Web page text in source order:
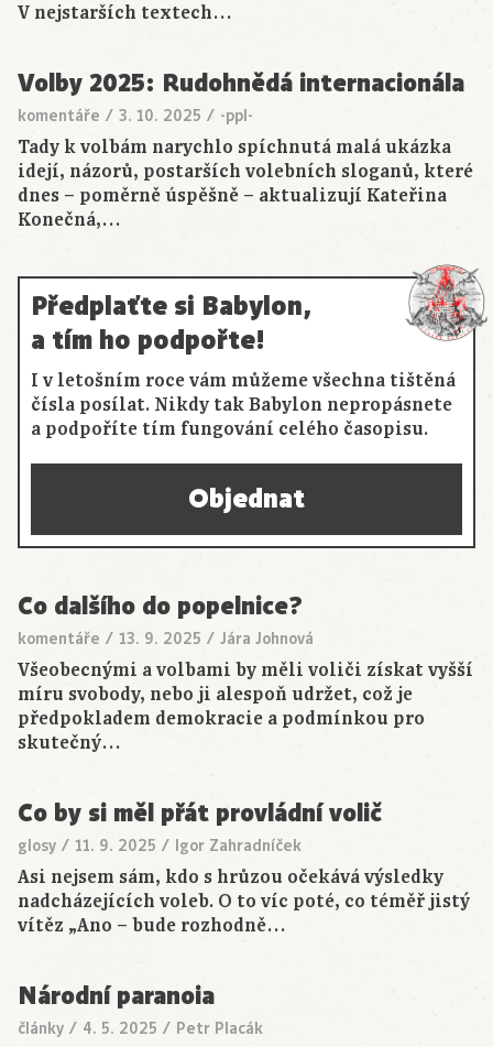
V nejstarších textech…
Volby 2025: Rudohnědá internacionála
komentáře / 3. 10. 2025 / -ppl-
Tady k volbám narychlo spíchnutá malá ukázka
idejí, názorů, postarších volebních sloganů, které
dnes – poměrně úspěšně – aktualizují Kateřina
Konečná,…
Předplaťte si Babylon,
a tím ho podpořte!
I v letošním roce vám můžeme všechna tištěná
čísla posílat. Nikdy tak Babylon nepropásnete
a podpoříte tím fungování celého časopisu.
Objednat
Co dalšího do popelnice?
komentáře / 13. 9. 2025 / Jára Johnová
Všeobecnými a volbami by měli voliči získat vyšší
míru svobody, nebo ji alespoň udržet, což je
předpokladem demokracie a podmínkou pro
skutečný…
Co by si měl přát provládní volič
glosy / 11. 9. 2025 / Igor Zahradníček
Asi nejsem sám, kdo s hrůzou očekává výsledky
nadcházejících voleb. O to víc poté, co téměř jistý
vítěz „Ano – bude rozhodně…
Národní paranoia
články / 4. 5. 2025 / Petr Placák